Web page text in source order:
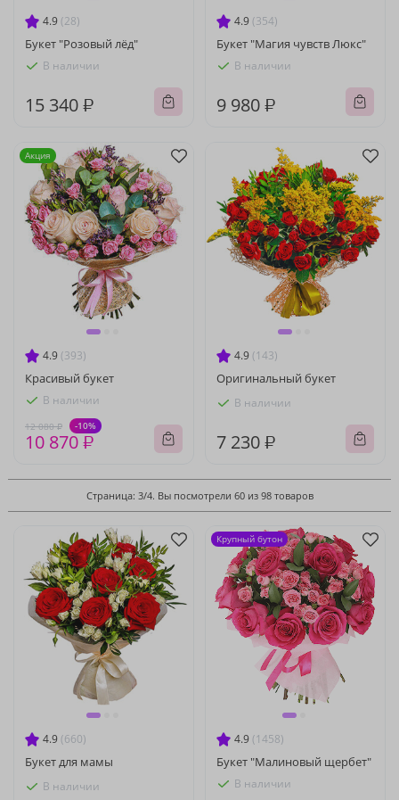
4.9 (28)
Букет "Розовый лёд"
В наличии
15 340 ₽
4.9 (354)
Букет "Магия чувств Люкс"
В наличии
9 980 ₽
4.9 (393)
Красивый букет
В наличии
12 080 ₽ -10%
10 870 ₽
Акция
4.9 (143)
Оригинальный букет
В наличии
7 230 ₽
Страница: 3/4. Вы посмотрели 60 из 98 товаров
4.9 (660)
Букет для мамы
В наличии
4.9 (1458)
Букет "Малиновый щербет"
В наличии
Крупный бутон